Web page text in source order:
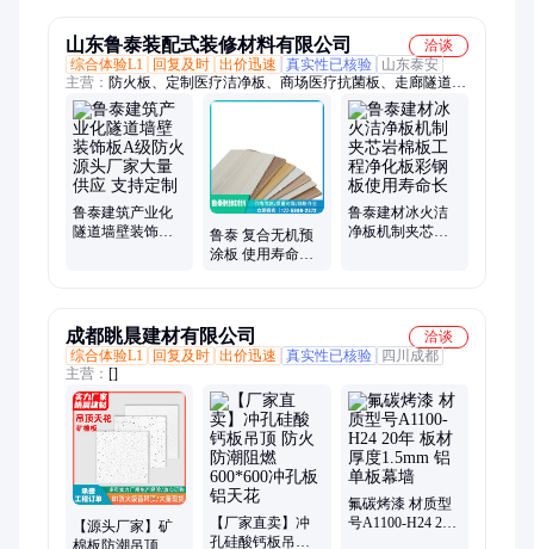
山东鲁泰装配式装修材料有限公司
洽谈
综合体验L1
回复及时 出价迅速 真实性已核验
山东泰安
主营： 防火板、定制医疗洁净板、商场医疗抗菌板、走廊隧道洁
净板、无机预涂板
鲁泰建筑产业化
隧道墙壁装饰板A
鲁泰 复合无机预
涂板 使用寿命长
鲁泰建材冰火洁
净板机制夹芯岩
成都眺晨建材有限公司
洽谈
综合体验L1
回复及时 出价迅速 真实性已核验
四川成都
主营： []
【源头厂家】矿
【厂家直卖】冲
孔硅酸钙板吊顶
氟碳烤漆 材质型
号A1100-H24 20